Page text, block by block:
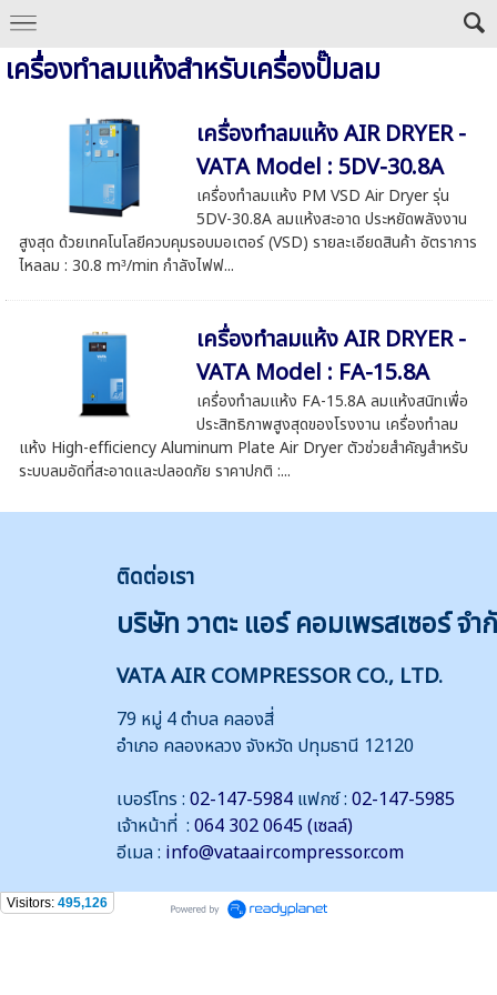
เครื่องทำลมแห้งสำหรับเครื่องปั๊มลม
เครื่องทำลมแห้ง AIR DRYER -
VATA Model : 5DV-30.8A
เครื่องทำลมแห้ง PM VSD Air Dryer รุ่น
5DV-30.8A ลมแห้งสะอาด ประหยัดพลังงาน
สูงสุด ด้วยเทคโนโลยีควบคุมรอบมอเตอร์ (VSD) รายละเอียดสินค้า อัตราการ
ไหลลม : 30.8 m³/min กำลังไฟฟ...
เครื่องทำลมแห้ง AIR DRYER -
VATA Model : FA-15.8A
เครื่องทำลมแห้ง FA-15.8A ลมแห้งสนิทเพื่อ
ประสิทธิภาพสูงสุดของโรงงาน เครื่องทำลม
แห้ง High-efficiency Aluminum Plate Air Dryer ตัวช่วยสำคัญสำหรับ
ระบบลมอัดที่สะอาดและปลอดภัย ราคาปกติ :...
ติดต่อเรา
บริษัท วาตะ แอร์ คอมเพรสเซอร์ จำ
VATA AIR COMPRESSOR CO., LTD.
79 หมู่ 4 ตำบล คลองสี่
อำเภอ คลองหลวง จังหวัด ปทุมธานี 12120
เบอร์โทร : 02-147-5984 แฟกซ์ : 02-147-5985
เจ้าหน้าที่ : 064 302 0645 (เซลล์)
อีเมล : info@vataaircompressor.com
Visitors: 495,126